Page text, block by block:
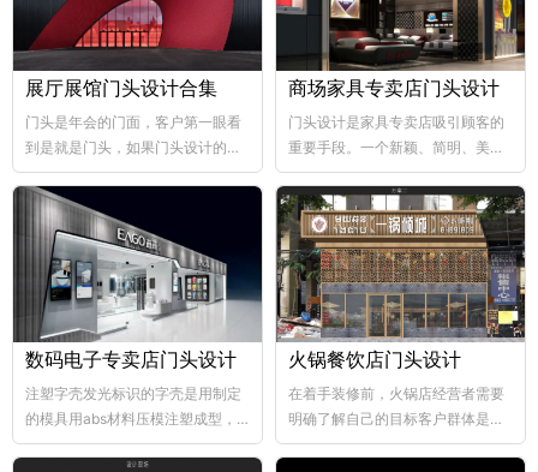
展厅展馆门头设计合集
门头是年会的门面，客户第一眼看
到是就是门头，如果门头设计的比
较好，那年会也向...
商场家具专卖店门头设计
门头设计是家具专卖店吸引顾客的
重要手段。一个新颖、简明、美观
大方的门...
数码电子专卖店门头设计
注塑字壳发光标识的字壳是用制定
的模具用abs材料压模注塑成型，
abs韧性好、不易破碎...
火锅餐饮店门头设计
在着手装修前，火锅店经营者需要
明确了解自己的目标客户群体是哪
个层次，这样...